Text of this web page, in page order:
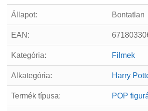
Állapot: Bontatlan
EAN:
Kategória: Filmek
Alkategória: Harry
Termék típusa: POP